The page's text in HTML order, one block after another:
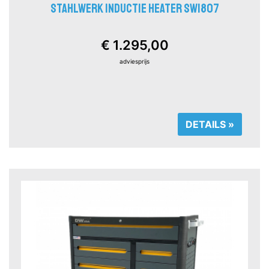
STAHLWERK INDUCTIE HEATER SW1807
€ 1.295,00
adviesprijs
DETAILS »